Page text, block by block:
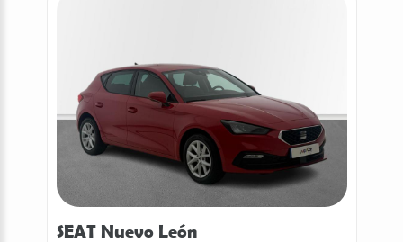
SEAT Nuevo León